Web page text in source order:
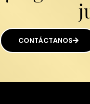
CONTÁCTANOS